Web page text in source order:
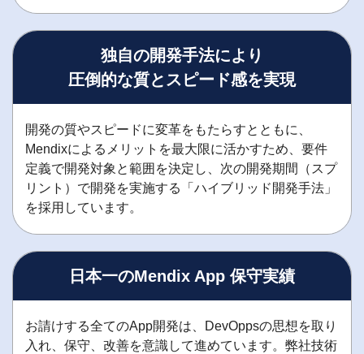
独自の開発手法により
圧倒的な質とスピード感を実現
開発の質やスピードに変革をもたらすとともに、
Mendixによるメリットを最大限に活かすため、要件
定義で開発対象と範囲を決定し、次の開発期間（スプ
リント）で開発を実施する「ハイブリッド開発手法」
を採用しています。
日本一のMendix App 保守実績
お請けする全てのApp開発は、DevOppsの思想を取り
入れ、保守、改善を意識して進めています。弊社技術